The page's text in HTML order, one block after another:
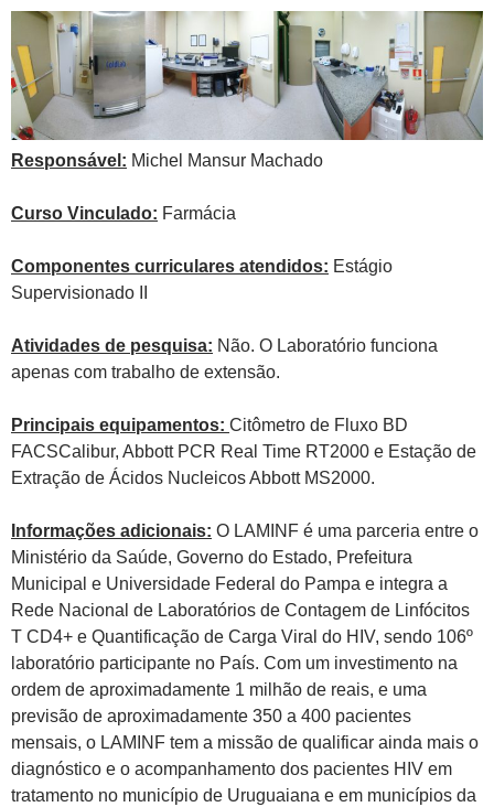
Responsável: Michel Mansur Machado
Curso Vinculado: Farmácia
Componentes curriculares atendidos: Estágio
Supervisionado II
Atividades de pesquisa: Não. O Laboratório funciona
apenas com trabalho de extensão.
Principais equipamentos: Citômetro de Fluxo BD
FACSCalibur, Abbott PCR Real Time RT2000 e Estação de
Extração de Ácidos Nucleicos Abbott MS2000.
Informações adicionais: O LAMINF é uma parceria entre o
Ministério da Saúde, Governo do Estado, Prefeitura
Municipal e Universidade Federal do Pampa e integra a
Rede Nacional de Laboratórios de Contagem de Linfócitos
T CD4+ e Quantificação de Carga Viral do HIV, sendo 106º
laboratório participante no País. Com um investimento na
ordem de aproximadamente 1 milhão de reais, e uma
previsão de aproximadamente 350 a 400 pacientes
mensais, o LAMINF tem a missão de qualificar ainda mais o
diagnóstico e o acompanhamento dos pacientes HIV em
tratamento no município de Uruguaiana e em municípios da